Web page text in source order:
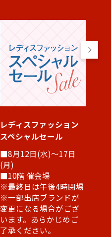
レディスファッション
スペシャルセール
■8月12日(水)～17日
(月)
■10階 催会場
※最終日は午後4時閉場
※一部出店ブランドが
変更になる場合がござ
います。あらかじめご
了承ください。